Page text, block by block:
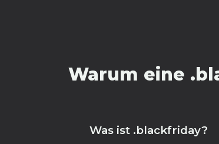
Warum eine
Was ist .blackfriday?